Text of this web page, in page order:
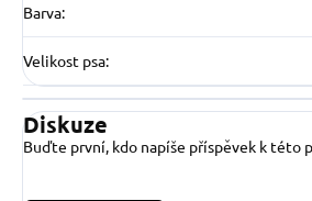
Barva:
Velikost psa:
Diskuze
Buďte první, kdo napíše příspěvek k této